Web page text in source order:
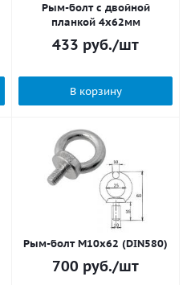
Рым-болт с двойной
планкой 4х62мм
433 руб./шт
В корзину
Рым-болт M10x62 (DIN580)
700 руб./шт